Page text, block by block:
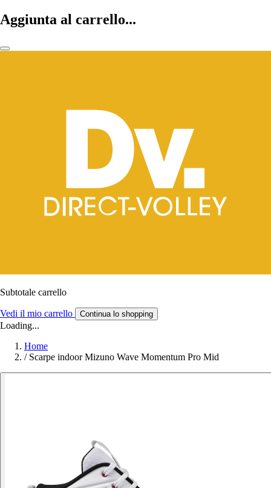
Aggiunta al carrello...
Subtotale carrello
Vedi il mio carrello Continua lo shopping
Loading...
Home
/ Scarpe indoor Mizuno Wave Momentum Pro Mid